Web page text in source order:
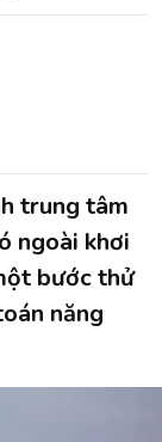
trung tâm
ngoài khơi
bước thử
năng